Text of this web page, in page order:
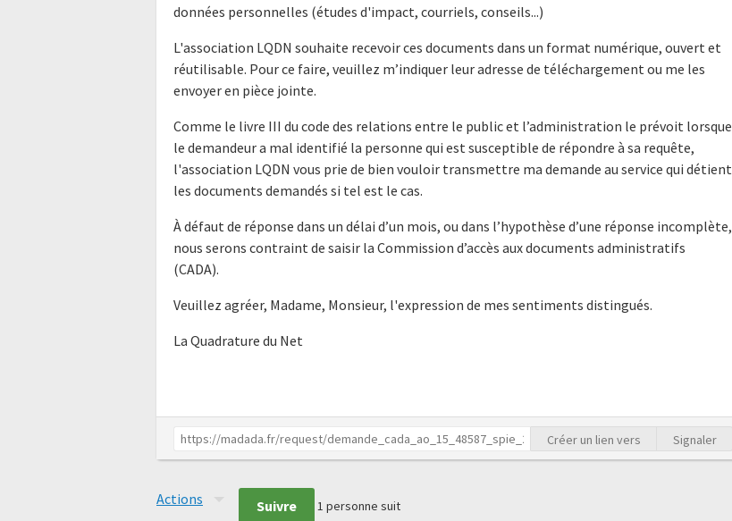
données personnelles (études d'impact, courriels, conseils...)
L'association LQDN souhaite recevoir ces documents dans un format numérique, ouvert et
réutilisable. Pour ce faire, veuillez m’indiquer leur adresse de téléchargement ou me les
envoyer en pièce jointe.
Comme le livre III du code des relations entre le public et l’administration le prévoit lorsque
le demandeur a mal identifié la personne qui est susceptible de répondre à sa requête,
l'association LQDN vous prie de bien vouloir transmettre ma demande au service qui détient
les documents demandés si tel est le cas.
À défaut de réponse dans un délai d’un mois, ou dans l’hypothèse d’une réponse incomplète,
nous serons contraint de saisir la Commission d’accès aux documents administratifs
(CADA).
Veuillez agréer, Madame, Monsieur, l'expression de mes sentiments distingués.
La Quadrature du Net
Créer un lien vers Signaler
Actions Suivre 1 personne suit